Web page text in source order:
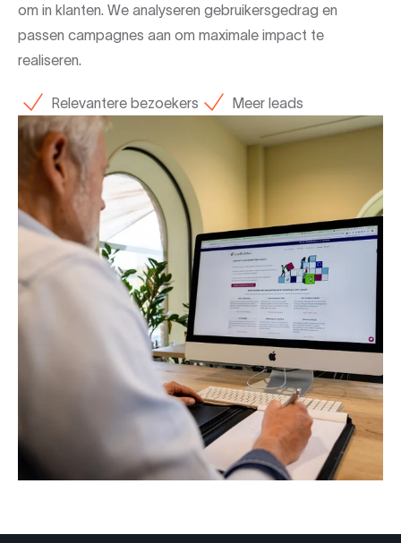
om in klanten. We analyseren gebruikersgedrag en
passen campagnes aan om maximale impact te
realiseren.
Relevantere bezoekers Meer leads